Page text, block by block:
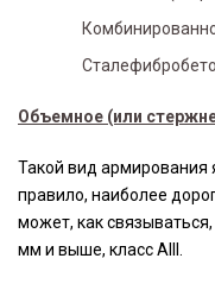
Объемное (или
Такой вид армирования
правило, наиболее
может, как
мм и выше, класс АIII.